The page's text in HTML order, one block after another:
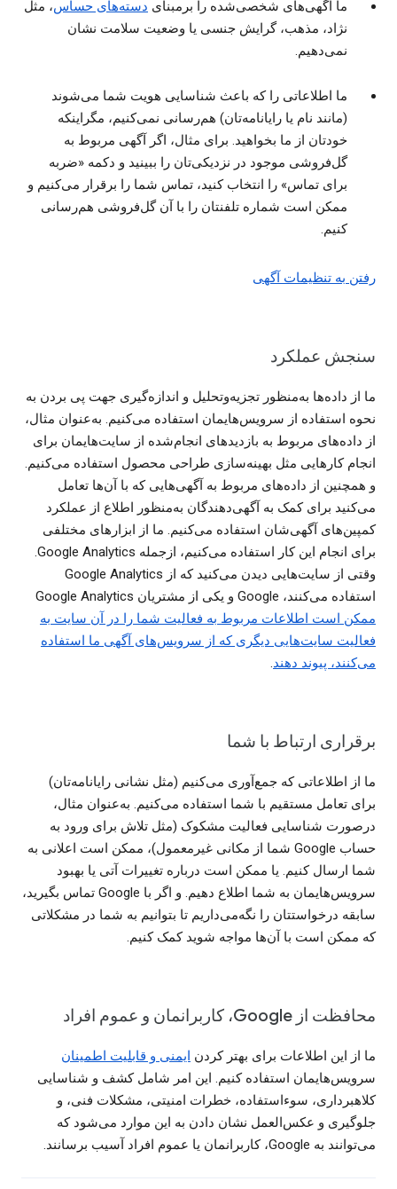
ما آگهی‌های شخصی‌شده را برمبنای دسته‌های حساس، مثل
نژاد، مذهب، گرایش جنسی یا وضعیت سلامت نشان
نمی‌دهیم.
ما اطلاعاتی را که باعث شناسایی هویت شما می‌شوند
(مانند نام یا رایانامه‌تان) هم‌رسانی نمی‌کنیم، مگراینکه
خودتان از ما بخواهید. برای مثال، اگر آگهی‌ مربوط به
گل‌فروشی موجود در نزدیکی‌تان را ببینید و دکمه «ضربه
برای تماس» را انتخاب کنید، تماس شما را برقرار می‌کنیم و
ممکن است شماره تلفنتان را با آن گل‌فروشی هم‌رسانی
کنیم.
رفتن به تنظیمات آگهی
سنجش عملکرد
ما از داده‌ها به‌منظور تجزیه‌وتحلیل و اندازه‌گیری جهت پی بردن به
نحوه استفاده از سرویس‌هایمان استفاده می‌کنیم. به‌عنوان مثال،
از داده‌های مربوط به بازدیدهای انجام‌شده از سایت‌هایمان برای
انجام کارهایی مثل بهینه‌سازی طراحی محصول استفاده می‌کنیم.
و همچنین از داده‌های مربوط به آگهی‌هایی که با آن‌ها تعامل
می‌کنید برای کمک به آگهی‌دهندگان به‌منظور اطلاع از عملکرد
کمپین‌های آگهی‌شان استفاده می‌کنیم. ما از ابزارهای مختلفی
برای انجام این کار استفاده می‌کنیم، ازجمله Google Analytics.
استفاده می‌کنند، ‏Google و یکی از مشتریان Google Analytics
ممکن است اطلاعات مربوط به فعالیت شما را در آن سایت به
فعالیت سایت‌هایی دیگری که از سرویس‌های آگهی ما استفاده
می‌کنند، پیوند دهند.
برقراری ارتباط با شما
ما از اطلاعاتی که جمع‌آوری می‌کنیم (مثل نشانی رایانامه‌تان)
برای تعامل مستقیم با شما استفاده می‌کنیم. به‌عنوان مثال،
درصورت شناسایی فعالیت مشکوک (مثل تلاش برای ورود به
حساب Google شما از مکانی غیرمعمول)، ممکن است اعلانی به
شما ارسال کنیم. یا ممکن است درباره تغییرات آتی یا بهبود
سرویس‌هایمان به شما اطلاع دهیم. و اگر با Google تماس بگیرید،
سابقه درخواستتان را نگه‌می‌داریم تا بتوانیم به شما در مشکلاتی
که ممکن است با آن‌ها مواجه شوید کمک کنیم.
محافظت از Google، کاربرانمان و عموم افراد
ما از این اطلاعات برای بهتر کردن ایمنی و قابلیت اطمینان
سرویس‌هایمان استفاده کنیم. این امر شامل کشف و شناسایی
کلاهبرداری، سوءاستفاده، خطرات امنیتی، مشکلات فنی، و
جلوگیری و عکس‌العمل نشان دادن به این موارد می‌شود که
می‌توانند به Google، کاربرانمان یا عموم افراد آسیب برسانند.